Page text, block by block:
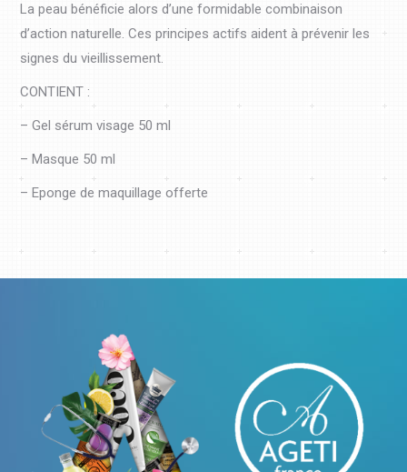
La peau bénéficie alors d’une formidable combinaison
d’action naturelle. Ces principes actifs aident à prévenir les
signes du vieillissement.
CONTIENT :
– Gel sérum visage 50 ml
– Masque 50 ml
– Eponge de maquillage offerte